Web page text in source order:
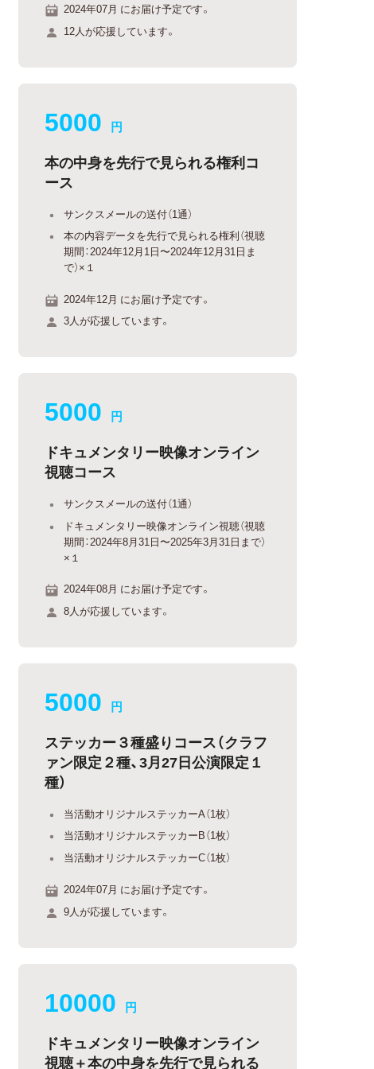
2024年07月 にお届け予定です。
12人が応援しています。
5000 円
本の中身を先行で見られる権利コ
ース
サンクスメールの送付（1通）
本の内容データを先行で見られる権利（視聴
期間：2024年12月1日〜2024年12月31日ま
で）×１
2024年12月 にお届け予定です。
3人が応援しています。
5000 円
ドキュメンタリー映像オンライン
視聴コース
サンクスメールの送付（1通）
ドキュメンタリー映像オンライン視聴（視聴
期間：2024年8月31日〜2025年3月31日まで）
×１
2024年08月 にお届け予定です。
8人が応援しています。
5000 円
ステッカー３種盛りコース（クラフ
ァン限定２種、3月27日公演限定１
種）
当活動オリジナルステッカーA（1枚）
当活動オリジナルステッカーB（1枚）
当活動オリジナルステッカーC（1枚）
2024年07月 にお届け予定です。
9人が応援しています。
10000 円
ドキュメンタリー映像オンライン
視聴＋本の中身を先行で見られる